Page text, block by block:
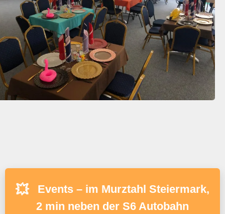
💥
Events – im Murztahl Steiermark,
2 min neben der S6 Autobahn